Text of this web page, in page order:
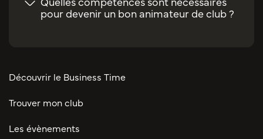
pour devenir un bon animateur de club ?
Découvrir le Business Time
Trouver mon club
Les évènements